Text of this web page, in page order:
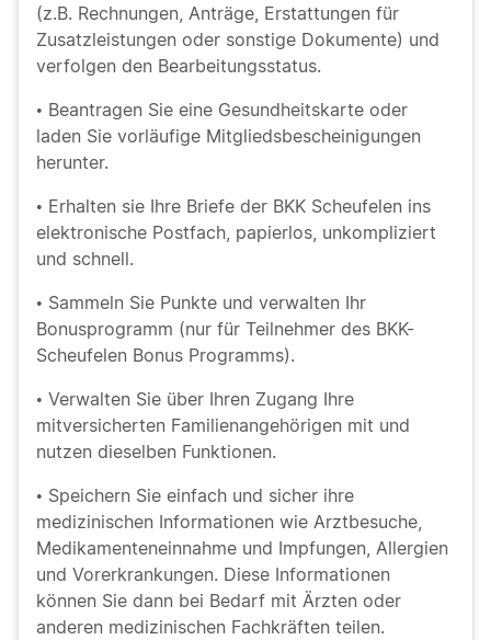
(z.B. Rechnungen, Anträge, Erstattungen für
Zusatzleistungen oder sonstige Dokumente) und
verfolgen den Bearbeitungsstatus.
• Beantragen Sie eine Gesundheitskarte oder
laden Sie vorläufige Mitgliedsbescheinigungen
herunter.
• Erhalten sie Ihre Briefe der BKK Scheufelen ins
elektronische Postfach, papierlos, unkompliziert
und schnell.
• Sammeln Sie Punkte und verwalten Ihr
Bonusprogramm (nur für Teilnehmer des BKK-
Scheufelen Bonus Programms).
• Verwalten Sie über Ihren Zugang Ihre
mitversicherten Familienangehörigen mit und
nutzen dieselben Funktionen.
• Speichern Sie einfach und sicher ihre
medizinischen Informationen wie Arztbesuche,
Medikamenteneinnahme und Impfungen, Allergien
und Vorerkrankungen. Diese Informationen
können Sie dann bei Bedarf mit Ärzten oder
anderen medizinischen Fachkräften teilen.